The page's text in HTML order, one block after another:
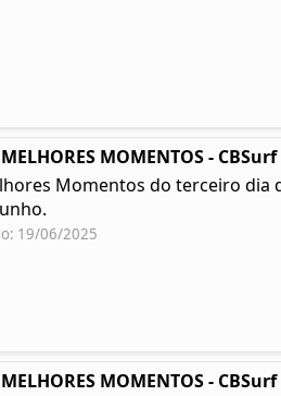
MOMENTOS -
Momentos do terceiro dia
19/06/2025
MOMENTOS -